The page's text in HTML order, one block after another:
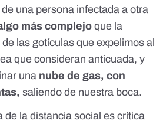
una persona infectada a otra
más complejo que la
las gotículas que expelimos al
que consideran anticuada, y
una nube de gas, con
saliendo de nuestra boca.
de la distancia social es crítica